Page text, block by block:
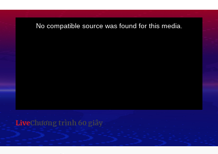
LiveChương trình 60 giây